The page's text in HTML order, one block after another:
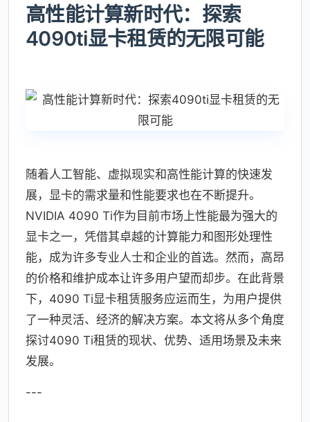
高性能计算新时代：探索
4090ti显卡租赁的无限可能
随着人工智能、虚拟现实和高性能计算的快速发
展，显卡的需求量和性能要求也在不断提升。
NVIDIA 4090 Ti作为目前市场上性能最为强大的
显卡之一，凭借其卓越的计算能力和图形处理性
能，成为许多专业人士和企业的首选。然而，高昂
的价格和维护成本让许多用户望而却步。在此背景
下，4090 Ti显卡租赁服务应运而生，为用户提供
了一种灵活、经济的解决方案。本文将从多个角度
探讨4090 Ti租赁的现状、优势、适用场景及未来
发展。
---